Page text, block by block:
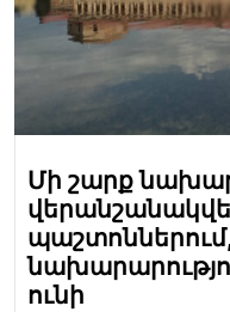
Մի շարք
ունի